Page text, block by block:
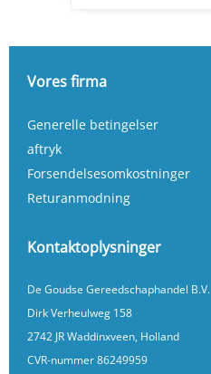
Vores firma
Generelle betingelser
aftryk
Forsendelsesomkostninger
Returanmodning
Kontaktoplysninger
De Goudse Gereedschaphandel B.V.
Dirk Verheulweg 158
2742 JR Waddinxveen, Holland
CVR-nummer 86249959